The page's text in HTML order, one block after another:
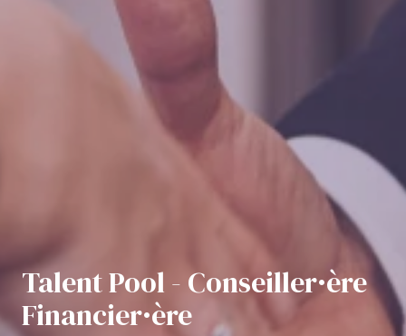
Talent Pool - Conseiller·ère
Financier·ère